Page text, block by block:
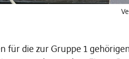
für die zur Gruppe 1